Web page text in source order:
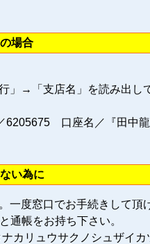
場合
」→「支店名」を読み出し
口座名／『田中
い為に
一度窓口でお手続きして頂
通帳をお持ち下さい。
カリュウサクノシュザイカ